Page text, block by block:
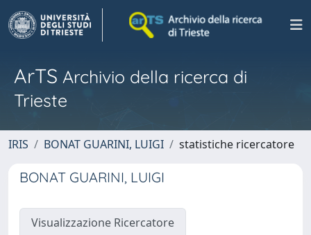
ArTS Archivio della ricerca di
Trieste
IRIS BONAT GUARINI, LUIGI statistiche ricercatore
BONAT GUARINI, LUIGI
Visualizzazione Ricercatore